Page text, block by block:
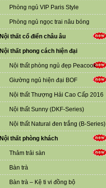
Phòng ngủ VIP Paris Style
Phòng ngủ ngọc trai nâu bóng
Nội thất cổ điển châu âu
Nội thất phong cách hiện đại
Nội thất phòng ngủ đẹp Peacook
Giường ngủ hiện đại BOF
Nội thất Thượng Hải Cao Cấp 2016
Nội thất Sunny (DKF-Series)
Nội thất Natural đen trắng (B-Series)
Nội thất phòng khách
Thảm trải sàn
Bàn trà
Bàn trà – Kệ ti vi đồng bộ